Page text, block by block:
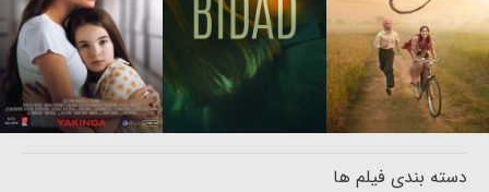
دسته بندی فیلم ها